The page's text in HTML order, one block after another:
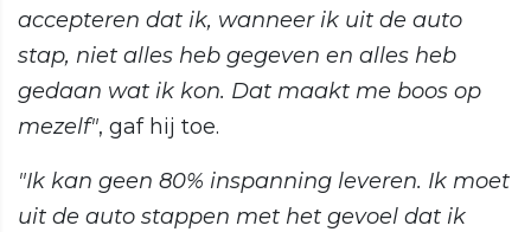
accepteren dat ik, wanneer ik uit de auto
stap, niet alles heb gegeven en alles heb
gedaan wat ik kon. Dat maakt me boos op
mezelf", gaf hij toe.
"Ik kan geen 80% inspanning leveren. Ik moet
uit de auto stappen met het gevoel dat ik